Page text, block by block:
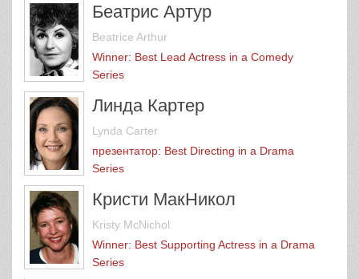
Беатрис Артур
Beatrice Arthur
Winner: Best Lead Actress in a Comedy
Series
Линда Картер
Lynda Carter
презентатор: Best Directing in a Drama
Series
Кристи МакНикол
Kristy McNichol
Winner: Best Supporting Actress in a Drama
Series